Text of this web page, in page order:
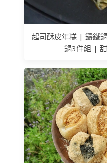
起司酥皮年糕 | 鑄鐵
鍋3件組 |